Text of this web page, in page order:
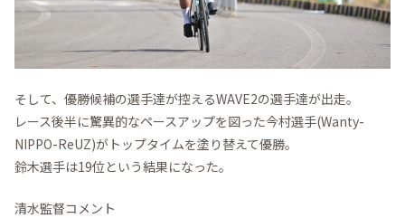
そして、優勝候補の選手達が控えるWAVE2の選手達が出走。
レース後半に驚異的なペースアップを図った今村選手(Wanty-
NIPPO-ReUZ)がトップタイムを塗り替えて優勝。
鈴木選手は19位という結果になった。
清水監督コメント